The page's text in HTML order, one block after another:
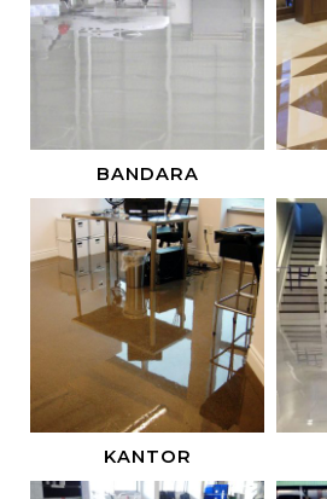
BANDARA
KANTOR